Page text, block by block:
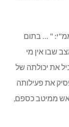
מבקר המדינה 2008 על ממ"י: " … בתום
למצב שבו אין מי
את יכולתה של
את פעילותה
ממיטב כספם,